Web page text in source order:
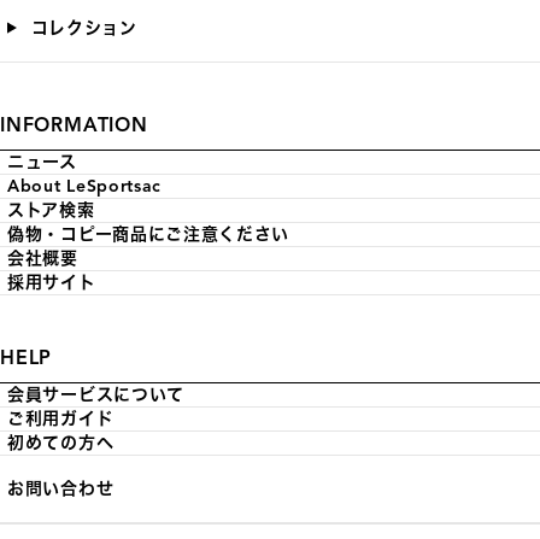
コレクション
INFORMATION
ニュース
About LeSportsac
ストア検索
偽物・コピー商品にご注意ください
会社概要
採用サイト
HELP
会員サービスについて
ご利用ガイド
初めての方へ
お問い合わせ